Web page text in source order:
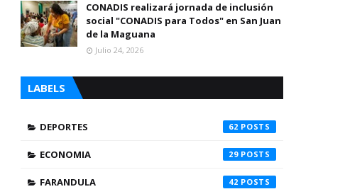
CONADIS realizará jornada de inclusión
social "CONADIS para Todos" en San Juan
de la Maguana
Julio 24, 2026
LABELS
DEPORTES 62
ECONOMIA 29
FARANDULA 42